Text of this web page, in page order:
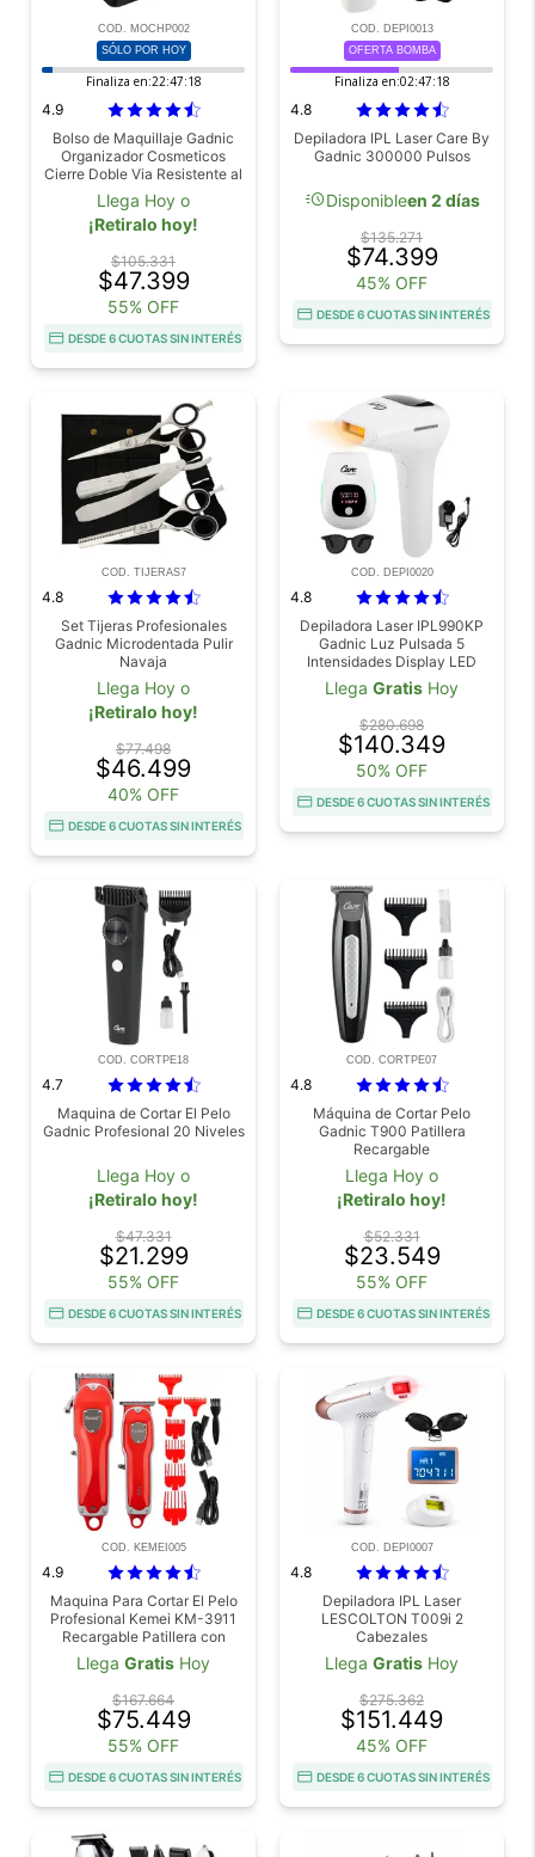
COD. MOCHP002
SÓLO POR HOY
Finaliza en:22:47:17
4.9
Bolso de Maquillaje Gadnic
Organizador Cosmeticos
Cierre Doble Via Resistente al
Agua Divisores Ajustables
Llega Hoy o
¡Retiralo hoy!
$105.331
$47.399
55% OFF
DESDE 6 CUOTAS SIN INTERÉS
COD. DEPI0013
OFERTA BOMBA
Finaliza en:02:47:17
4.8
Depiladora IPL Laser Care By
Gadnic 300000 Pulsos
acuteDisponibleen 2 días
$135.271
$74.399
45% OFF
DESDE 6 CUOTAS SIN INTERÉS
COD. TIJERAS7
4.8
Set Tijeras Profesionales
Gadnic Microdentada Pulir
Navaja
Llega Hoy o
¡Retiralo hoy!
$77.498
$46.499
40% OFF
DESDE 6 CUOTAS SIN INTERÉS
COD. DEPI0020
4.8
Depiladora Laser IPL990KP
Gadnic Luz Pulsada 5
Intensidades Display LED
Llega Gratis Hoy
$280.698
$140.349
50% OFF
DESDE 6 CUOTAS SIN INTERÉS
COD. CORTPE18
4.7
Maquina de Cortar El Pelo
Gadnic Profesional 20 Niveles
Llega Hoy o
¡Retiralo hoy!
$47.331
$21.299
55% OFF
DESDE 6 CUOTAS SIN INTERÉS
COD. CORTPE07
4.8
Máquina de Cortar Pelo
Gadnic T900 Patillera
Recargable
Llega Hoy o
¡Retiralo hoy!
$52.331
$23.549
55% OFF
DESDE 6 CUOTAS SIN INTERÉS
COD. KEMEI005
4.9
Maquina Para Cortar El Pelo
Profesional Kemei KM-3911
Recargable Patillera con
Accesorios
Llega Gratis Hoy
$167.664
$75.449
55% OFF
DESDE 6 CUOTAS SIN INTERÉS
COD. DEPI0007
4.8
Depiladora IPL Laser
LESCOLTON T009i 2
Cabezales
Llega Gratis Hoy
$275.362
$151.449
45% OFF
DESDE 6 CUOTAS SIN INTERÉS